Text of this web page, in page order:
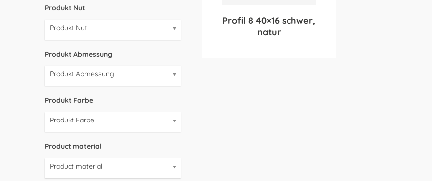
Produkt Nut
Produkt Nut
Produkt Abmessung
Produkt Abmessung
Produkt Farbe
Produkt Farbe
Product material
Product material
Profil 8 40×16 schwer,
natur